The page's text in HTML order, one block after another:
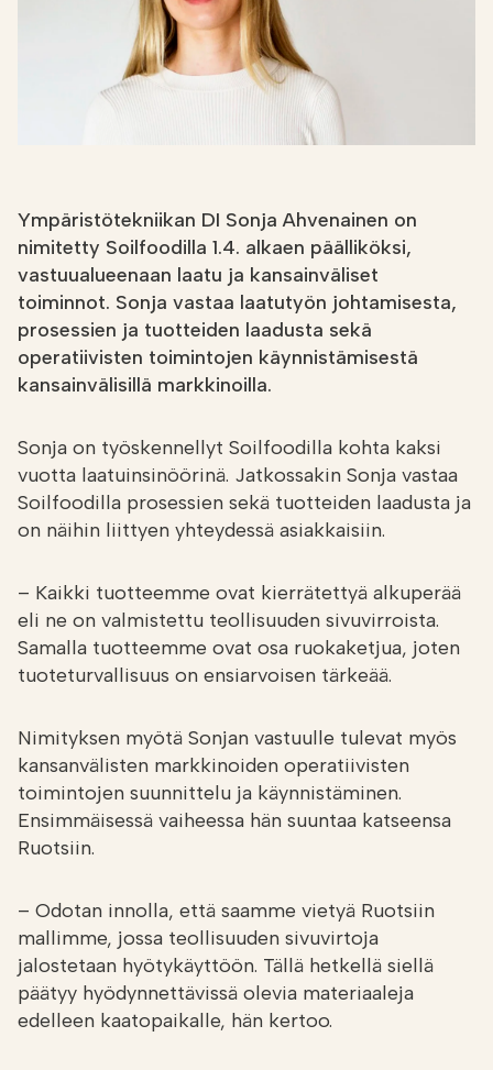
Etsi
VERKKOKAUPPA
Ympäristötekniikan DI Sonja Ahvenainen on
nimitetty Soilfoodilla 1.4. alkaen päälliköksi,
vastuualueenaan laatu ja kansainväliset
toiminnot. Sonja vastaa laatutyön johtamisesta,
prosessien ja tuotteiden laadusta sekä
operatiivisten toimintojen käynnistämisestä
kansainvälisillä markkinoilla.
Sonja on työskennellyt Soilfoodilla kohta kaksi
vuotta laatuinsinöörinä. Jatkossakin Sonja vastaa
Soilfoodilla prosessien sekä tuotteiden laadusta ja
on näihin liittyen yhteydessä asiakkaisiin.
– Kaikki tuotteemme ovat kierrätettyä alkuperää
eli ne on valmistettu teollisuuden sivuvirroista.
Samalla tuotteemme ovat osa ruokaketjua, joten
tuoteturvallisuus on ensiarvoisen tärkeää.
Nimityksen myötä Sonjan vastuulle tulevat myös
kansanvälisten markkinoiden operatiivisten
toimintojen suunnittelu ja käynnistäminen.
Ensimmäisessä vaiheessa hän suuntaa katseensa
Ruotsiin.
– Odotan innolla, että saamme vietyä Ruotsiin
mallimme, jossa teollisuuden sivuvirtoja
jalostetaan hyötykäyttöön. Tällä hetkellä siellä
päätyy hyödynnettävissä olevia materiaaleja
edelleen kaatopaikalle, hän kertoo.